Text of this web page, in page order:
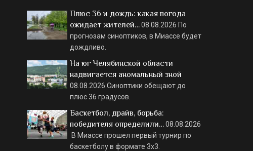
Плюс 36 и дождь: какая погода
ожидает жителей…08.08.2026 По
прогнозам синоптиков, в Миассе будет
дождливо.
На юг Челябинской области
надвигается аномальный зной
08.08.2026 Синоптики обещают до
плюс 36 градусов.
Баскетбол, драйв, борьба:
победителя определили…08.08.2026
В Миассе прошел первый турнир по
баскетболу в формате 3х3.